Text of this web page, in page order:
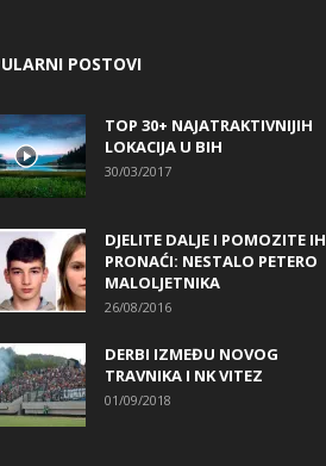
POSTOVI
TOP 30+ NAJATRAKTIVNIJIH
LOKACIJA U BIH
30/03/2017
DJELITE DALJE I POMOZITE IH
PRONAĆI: NESTALO PETERO
MALOLJETNIKA
26/08/2016
DERBI IZMEĐU NOVOG
TRAVNIKA I NK VITEZ
01/09/2018